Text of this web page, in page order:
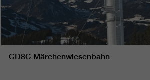
CD8C Märchenwiesenbahn